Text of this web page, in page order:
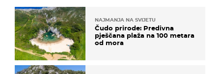
NAJMANJA NA SVIJETU
Čudo prirode: Predivna
pješčana plaža na 100 metara
od mora